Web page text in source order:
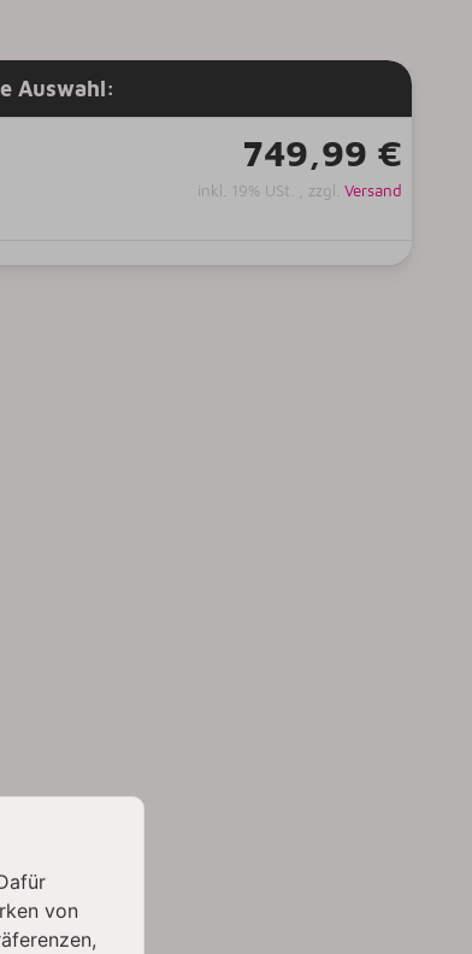
Auswahl:
749,99 €
inkl. 19% USt. , zzgl. Versand
von